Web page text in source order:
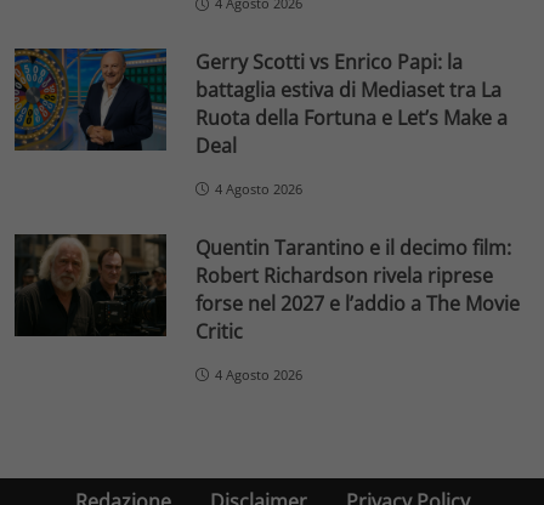
Gerry Scotti vs Enrico Papi: la
battaglia estiva di Mediaset tra La
Ruota della Fortuna e Let’s Make a
Deal
4 Agosto 2026
Quentin Tarantino e il decimo film:
Robert Richardson rivela riprese
forse nel 2027 e l’addio a The Movie
Critic
4 Agosto 2026